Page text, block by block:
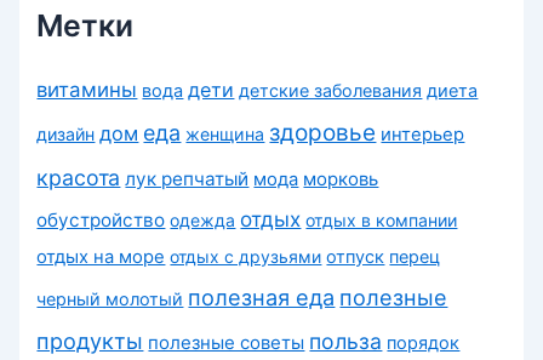
Метки
витамины вода дети детские заболевания диета
дизайн дом еда женщина здоровье интерьер
красота лук репчатый мода морковь
обустройство одежда отдых отдых в компании
отдых на море отдых с друзьями отпуск перец
черный молотый полезная еда полезные
продукты полезные советы польза порядок